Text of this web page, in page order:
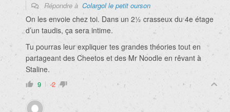
Répondre à Colargol le petit ourson
On les envoie chez toi. Dans un 2½ crasseux du 4e étage
d’un taudis, ça sera intime.
Tu pourras leur expliquer tes grandes théories tout en
partageant des Cheetos et des Mr Noodle en rêvant à
Staline.
9 -2